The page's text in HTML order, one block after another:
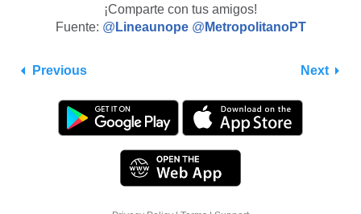
¡Comparte con tus amigos!
Fuente: @ Lineaunope @ MetropolitanoPT
Previous Next